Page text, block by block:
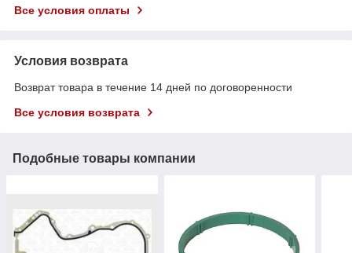
Все условия оплаты
Условия возврата
Возврат товара в течение 14 дней по договоренности
Все условия возврата
Подобные товары компании